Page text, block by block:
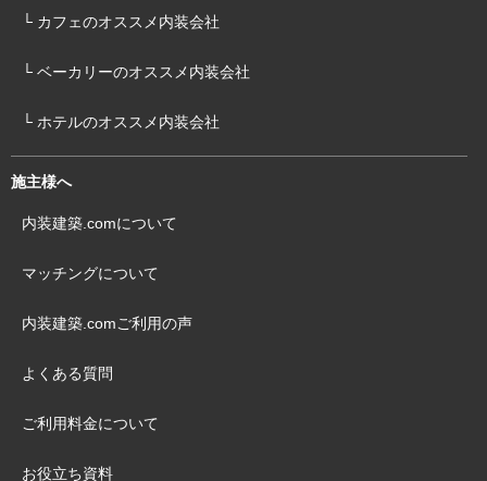
└ カフェのオススメ内装会社
└ ベーカリーのオススメ内装会社
└ ホテルのオススメ内装会社
施主様へ
内装建築.comについて
マッチングについて
内装建築.comご利用の声
よくある質問
ご利用料金について
お役立ち資料